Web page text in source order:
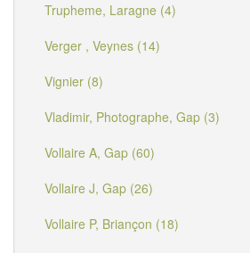
Trupheme, Laragne (4)
Verger , Veynes (14)
Vignier (8)
Vladimir, Photographe, Gap (3)
Vollaire A, Gap (60)
Vollaire J, Gap (26)
Vollaire P, Briançon (18)